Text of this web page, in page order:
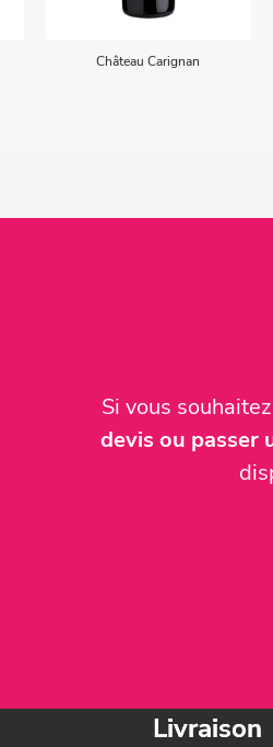
Château Carignan
Si vous souhaitez
devis ou passer
Livraison